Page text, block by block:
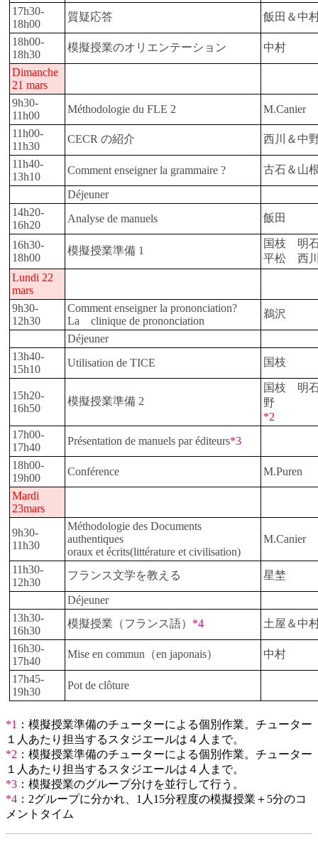
17h30-
18h00
質疑応答 飯田＆中
18h00-
18h30
模擬授業のオリエンテーション 中村
Dimanche
21 mars
9h30-
11h00
Méthodologie du FLE 2
M.Canier
11h00-
11h30
CECR の紹介 西川＆中
11h40-
13h10
Comment enseigner la grammaire ? 古石＆山
Déjeuner
14h20-
16h20
Analyse de manuels 飯田
16h30-
18h00
模擬授業準備 1
国枝
平松 西
Lundi 22
mars
9h30-
12h30
Comment enseigner la prononciation?
La clinique de prononciation
鵜沢
Déjeuner
13h40-
15h10
Utilisation de TICE 国枝
15h20-
16h50
模擬授業準備 2
国枝 明
野 平
*2
17h00-
17h40
Présentation de manuels par éditeurs*3
18h00-
19h00
Conférence
M.Puren
Mardi
23mars
9h30-
11h30
Méthodologie des Documents
authentiques
oraux et écrits(littérature et civilisation)
M.Canier
11h30-
12h30
フランス文学を教える 星埜
Déjeuner
13h30-
16h30
模擬授業（フランス語） *4 土屋＆中
16h30-
17h40
Mise en commun（en japonais） 中村
17h45-
19h30
Pot de clôture
*1 ：模擬授業準備のチューターによる個別作業。チューター
１人あたり担当するスタジエールは４人まで。
*2 ：模擬授業準備のチューターによる個別作業。チューター
１人あたり担当するスタジエールは４人まで。
*3 ：模擬授業のグループ分けを並行して行う。
*4 ：2グループに分かれ、1人15分程度の模擬授業＋5分のコ
メントタイム